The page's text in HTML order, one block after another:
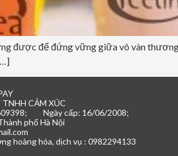
được để đứng vững giữa vô vàn
CẢM XÚC
Ngày cấp: 16/06/2008;
phố Hà Nội
hoàng hóa, dịch vụ : 0982294133